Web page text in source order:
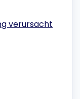
verursacht